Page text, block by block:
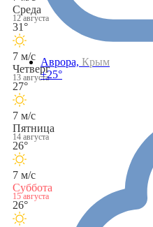
Аврора, Крым
+25°
Среда
12 августа
31°
7 м/с
Четверг
13 августа
27°
7 м/с
Пятница
14 августа
26°
7 м/с
Суббота
15 августа
26°